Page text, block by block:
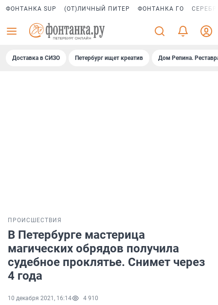
ФОНТАНКА SUP (ОТ)ЛИЧНЫЙ ПИТЕР ФОНТАНКА ГО
Доставка в СИЗО Петербург ищет креатив Дом Репина.
ПРОИСШЕСТВИЯ
В Петербурге мастерица
магических обрядов получила
судебное проклятье. Снимет через
4 года
10 декабря 2021, 16:14 4 910